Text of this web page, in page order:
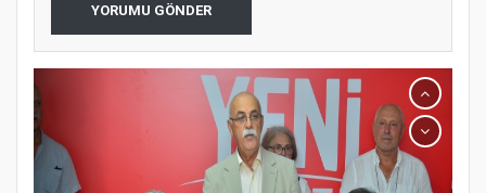
YORUMU GÖNDER